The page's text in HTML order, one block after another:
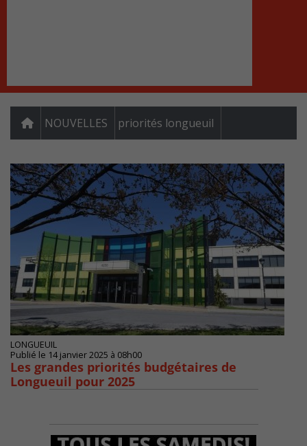
NOUVELLES priorités longueuil
LONGUEUIL
Publié le 14 janvier 2025 à 08h00
Les grandes priorités budgétaires de
Longueuil pour 2025